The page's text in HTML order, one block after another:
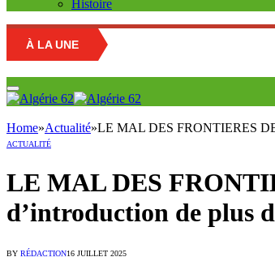
Histoire
À LA UNE
Home»Actualité»LE MAL DES FRONTIERES DE
ACTUALITÉ
LE MAL DES
d’introduction de plus
BY RÉDACTION16 JUILLET 2025